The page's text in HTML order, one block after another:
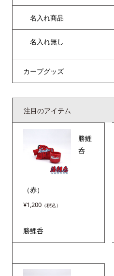
名入れ商品
名入れ無し
カープグッズ
注目のアイテム
勝鯉
呑
（赤）
¥1,200
勝鯉呑